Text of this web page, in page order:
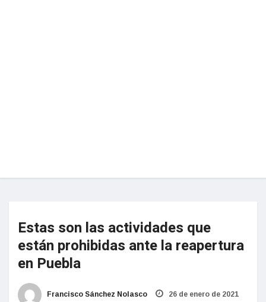
Estas son las actividades que
están prohibidas ante la reapertura
en Puebla
Francisco Sánchez Nolasco 26 de enero de 2021